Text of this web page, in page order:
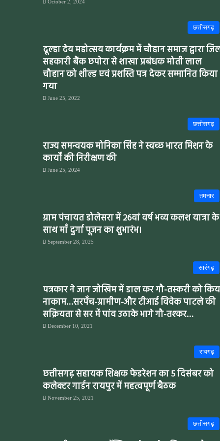
October 2, 2024
छत्तीसगढ़
दूल्हा देव महोत्सव कार्यक्रम में चौहान समाज द्वारा
सहकारी बैंक छपोरा से शाखा प्रबंधक मोती लाल
चौहान को शील्ड एवं प्रशस्ति पत्र देकर सम्मानित किया
गया
June 25, 2022
छत्तीसगढ़
राज्य समन्वयक मोनिका सिंह ने स्वच्छ भारत मिशन के
कार्यों की निरीक्षण की
June 25, 2024
तमनार
ग्राम पंचायत डोलेसरा में 26वां वर्ष भव्य कलश यात्रा के
साथ माँ दुर्गा पूजन का शुभारंभ।
September 28, 2025
सारंगढ़
पत्रकार ने जान जोखिम में डाल कर गौ-तस्करी को
नाकाम…सरपँच-ग्रामीण-और टीआई विवेक पाटले की
सक्रियता से सर में पांव उठाके भागे गौ-तश्कर…
December 10, 2021
रायगढ़
छत्तीसगढ़ सहायक शिक्षक फेडरेशन का 5 दिसंबर को
कलेक्टर गार्डन रायपुर में महत्वपूर्ण बैठक
November 25, 2021
छत्तीसगढ़